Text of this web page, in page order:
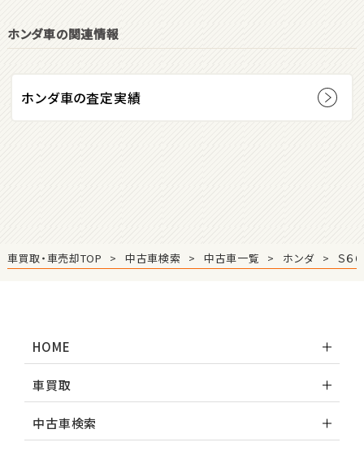
ダイハツ
位
ステーションワゴン
レヴォーグ
ホンダ車の関連情報
ホンダ車の査定実績
車買取・車売却TOP 中古車検索 中古車一覧 ホンダ Ｓ６
HOME
車買取
中古車検索